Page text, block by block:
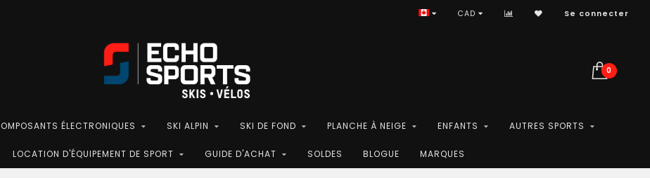
CAD Se connecter
0
ÉLECTRONIQUES SKI ALPIN SKI DE FOND PLANCHE À NEIGE ENFANTS AUTRES SPORTS
LOCATION D'ÉQUIPEMENT DE SPORT GUIDE D'ACHAT SOLDES BLOGUE MARQUES